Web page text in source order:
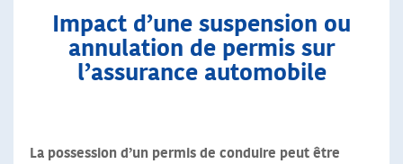
Impact d’une suspension ou
annulation de permis sur
l’assurance automobile
La possession d’un permis de conduire peut être